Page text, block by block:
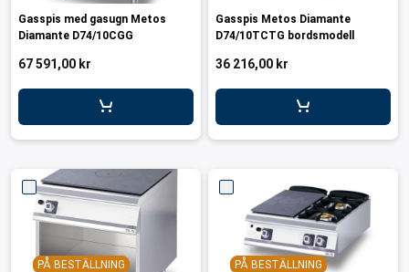
Gasspis med gasugn Metos
Diamante D74/10CGG
67 591,00 kr
Gasspis Metos Diamante
D74/10TCTG bordsmodell
36 216,00 kr
PÅ BESTÄLLNING PÅ BESTÄLLNING